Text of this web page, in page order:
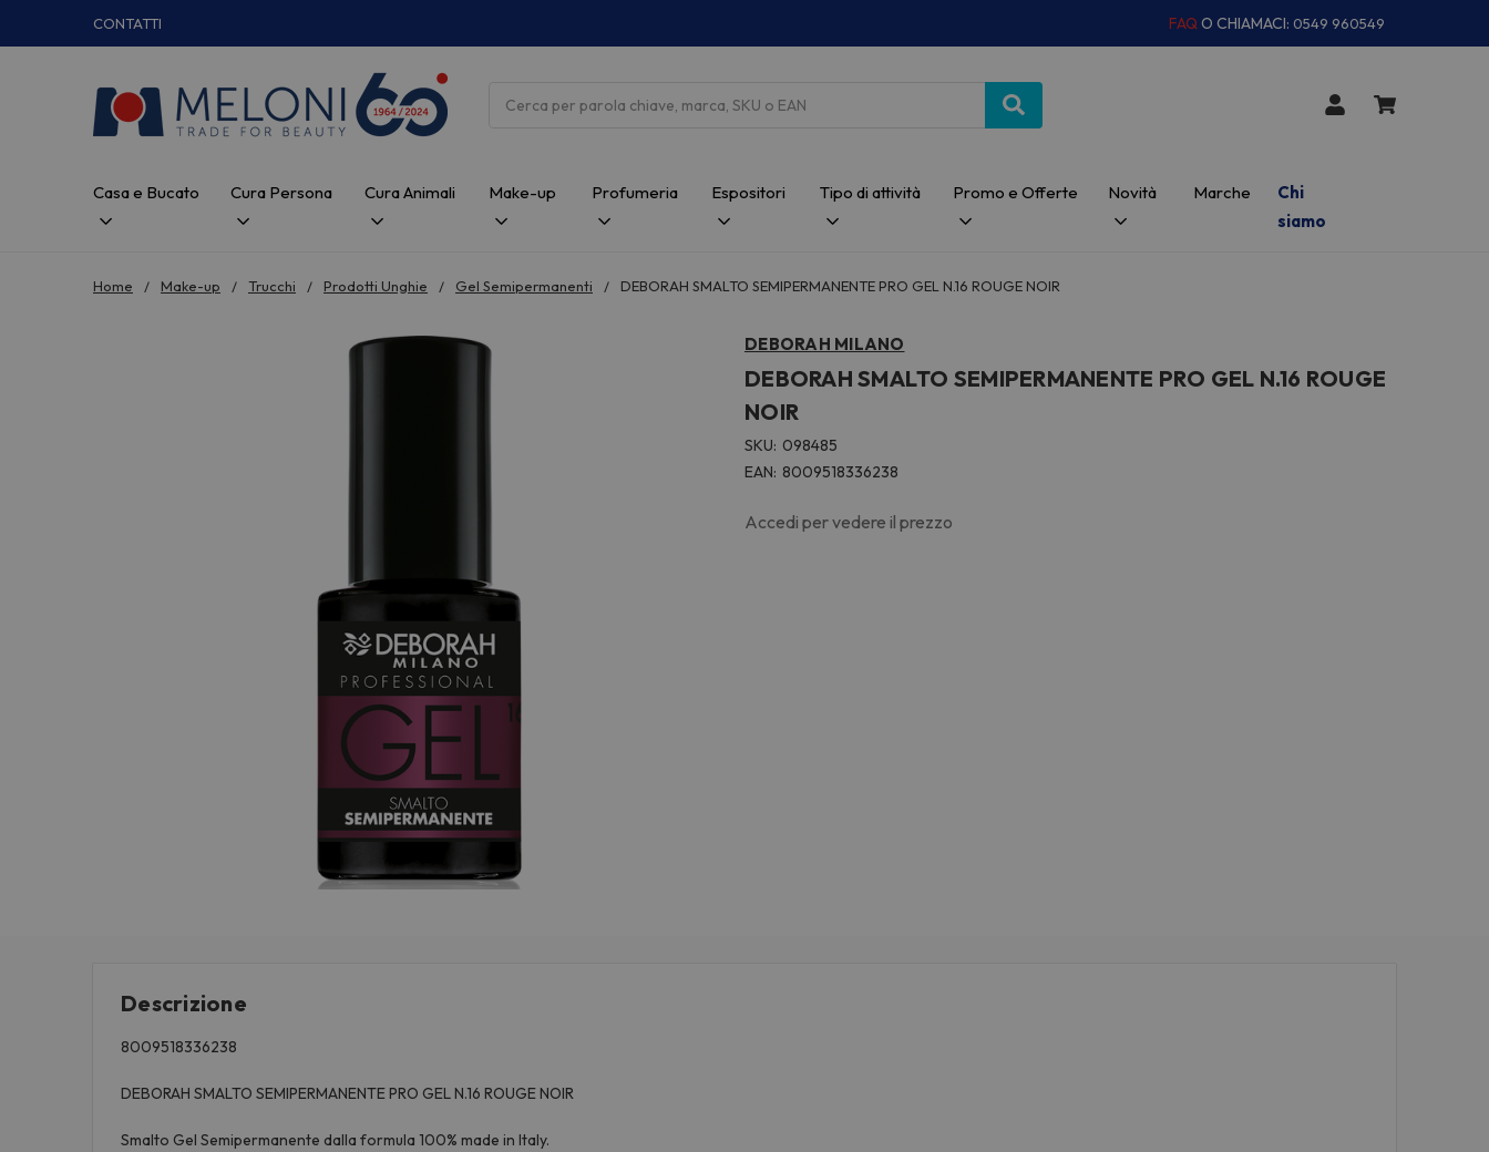
CONTATTI FAQ O CHIAMACI: 0549 960549
Casa e Bucato Cura Persona Cura Animali Make-up Profumeria Espositori Tipo di attività Promo e Offerte Novità Marche
Chi
siamo
Home Make-up Trucchi Prodotti Unghie Gel Semipermanenti DEBORAH SMALTO SEMIPERMANENTE PRO GEL N.16 ROUGE NOIR
DEBORAH MILANO
DEBORAH SMALTO SEMIPERMANENTE PRO GEL N.16 ROUGE
NOIR
SKU: 098485
EAN: 8009518336238
Accedi per vedere il prezzo
Descrizione
8009518336238
DEBORAH SMALTO SEMIPERMANENTE PRO GEL N.16 ROUGE NOIR
Smalto Gel Semipermanente dalla formula 100% made in Italy.